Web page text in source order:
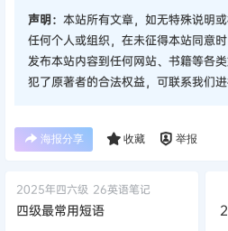
声明： 本站所有文章，如无特殊说明
任何个人或组织，在未征得本站同意
发布本站内容到任何网站、书籍等各
犯了原著者的合法权益，可联系我们进
海报分享 收藏 举报
2025年四六级 26英语笔记
四级最常用短语